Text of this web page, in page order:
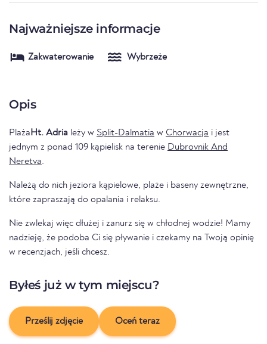
Najważniejsze informacje
Zakwaterowanie Wybrzeże
Opis
PlażaHt. Adria leży w Split-Dalmatia w Chorwacja i jest
jednym z ponad 109 kąpielisk na terenie Dubrovnik And
Neretva.
Należą do nich jeziora kąpielowe, plaże i baseny zewnętrzne,
które zapraszają do opalania i relaksu.
Nie zwlekaj więc dłużej i zanurz się w chłodnej wodzie! Mamy
nadzieję, że podoba Ci się pływanie i czekamy na Twoją opinię
w recenzjach, jeśli chcesz.
Byłeś już w tym miejscu?
Prześlij zdjęcie Oceń teraz